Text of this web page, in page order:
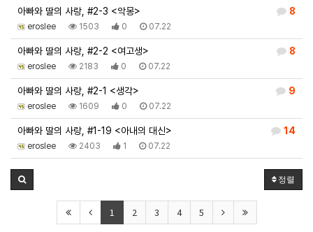
8
아빠와 딸의 사랑, #2-3 <악몽>
eroslee 1503 0 07.22
8
아빠와 딸의 사랑, #2-2 <여고생>
eroslee 2183 0 07.22
9
아빠와 딸의 사랑, #2-1 <생각>
eroslee 1609 0 07.22
14
아빠와 딸의 사랑, #1-19 <아내의 대신>
eroslee 2403 1 07.22
정렬
1 2 3 4 5